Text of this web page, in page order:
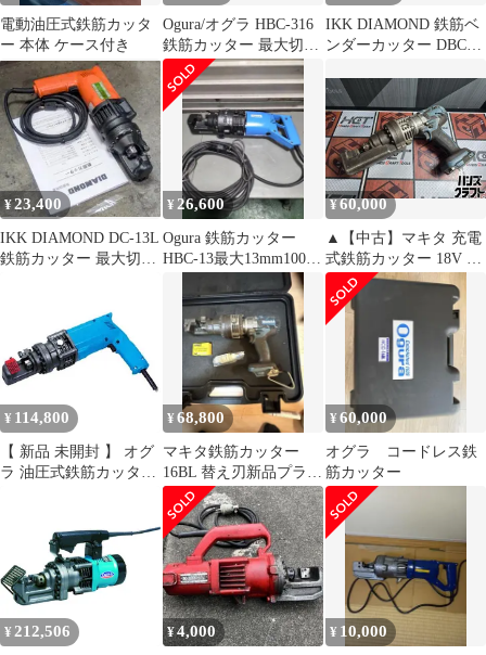
電動油圧式鉄筋カッタ
ー 本体 ケース付き
Ogura/オグラ HBC-316
鉄筋カッター 最大切断
16mm 整備品
IKK DIAMOND 鉄筋ベ
ンダーカッター DBC-
圧解除機構) 電動工具
切断機 未使用品
¥23,400
IKK DIAMOND DC-13L
鉄筋カッター 最大切断
¥ 26,600
Ogura 鉄筋カッター
HBC-13最大13mm100v
¥60,000
▲【中古】マキタ 充電
式鉄筋カッター 18V φ3
～16mm SC163D 本体の
み【ハンズクラフト飯
塚店】【中古】
¥ 114,800
【 新品 未開封 】 オグ
ラ 油圧式鉄筋カッター
¥68,800
マキタ鉄筋カッター
16BL 替え刃新品プラス
替え刃
¥60,000
オグラ コードレス鉄
筋カッター
¥ 212,506 ¥4,000 ¥ 10,000